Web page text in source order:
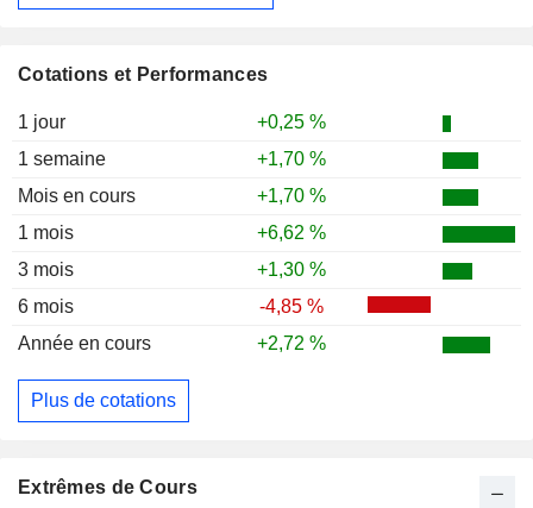
Cotations et Performances
1 jour
+0,25 %
1 semaine
+1,70 %
Mois en cours
+1,70 %
1 mois
+6,62 %
3 mois
+1,30 %
6 mois
-4,85 %
Année en cours
+2,72 %
Plus de cotations
Extrêmes de Cours